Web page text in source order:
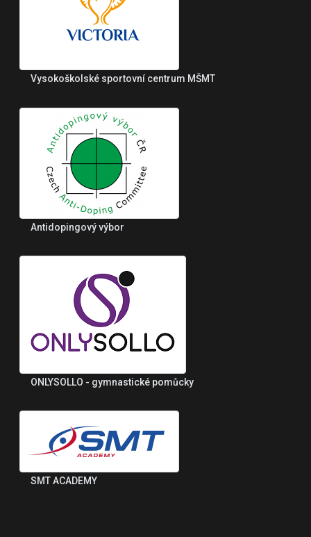
Vysokoškolské sportovní centrum MŠMT
Antidopingový výbor
ONLYSOLLO - gymnastické pomůcky
SMT ACADEMY